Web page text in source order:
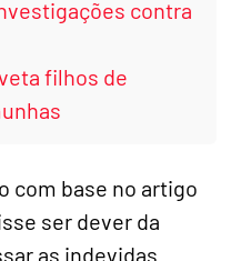
contra
filhos de
com base no artigo
ser dever da
as indevidas